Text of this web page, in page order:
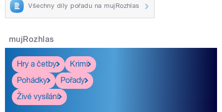
Všechny díly pořadu na mujRozhlas
mujRozhlas
Hry a četby
Krimi
Pohádky
Pořady
Živé vysílání